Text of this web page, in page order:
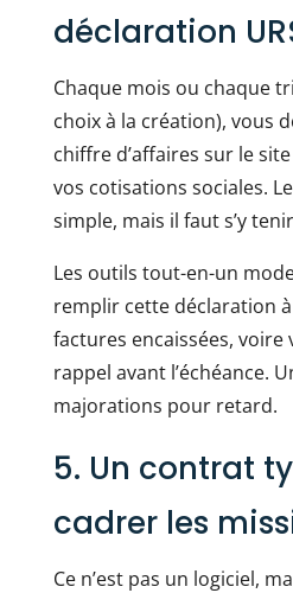
déclaration
Chaque mois ou chaque
choix à la création), vous
chiffre d’affaires sur le site
vos cotisations sociales.
simple, mais il faut s’y
Les outils tout-en-un
remplir cette déclaration
factures encaissées, voire
rappel avant l’échéance.
majorations pour retard.
5. Un contrat
cadrer les
Ce n’est pas un logiciel,